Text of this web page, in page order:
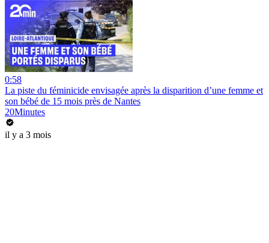
0:58
La piste du féminicide envisagée après la disparition d’une femme et
son bébé de 15 mois près de Nantes
20Minutes
il y a 3 mois